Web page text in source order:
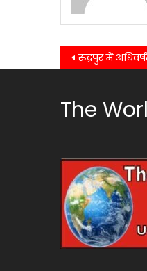
Post
रुद्रपुर में अधिवर्षता सेवानिवृत्ति के अवसर पर किया गया विदाई समारोह का आयोजन,
The